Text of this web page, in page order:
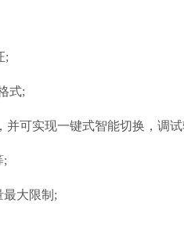
;
式;
可实现一键式智能切换，调试
;
大限制;